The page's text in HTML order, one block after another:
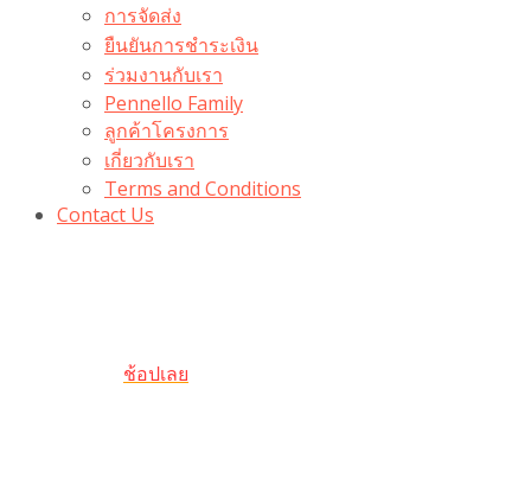
การจัดส่ง
ยืนยันการชำระเงิน
ร่วมงานกับเรา
Pennello Family
ลูกค้าโครงการ
เกี่ยวกับเรา
Terms and Conditions
Contact Us
ช้อปเลย